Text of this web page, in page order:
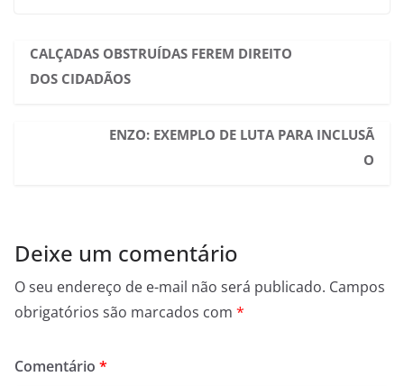
CALÇADAS OBSTRUÍDAS FEREM DIREITO
DOS CIDADÃOS
ENZO: EXEMPLO DE LUTA PARA INCLUSÃ
O
Deixe um comentário
O seu endereço de e-mail não será publicado. Campos
obrigatórios são marcados com *
Comentário *